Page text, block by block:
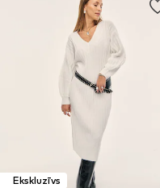
Ekskluzīvs